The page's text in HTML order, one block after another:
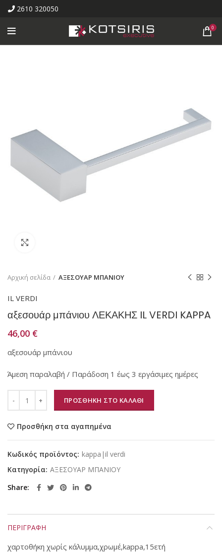
2610 320050
0
Αρχική σελίδα ΑΞΕΣΟΥΑΡ ΜΠΑΝΙΟΥ
IL VERDI
αξεσουάρ μπάνιου ΛΕΚΑΚΗΣ IL VERDI KAPPA
46,00 €
αξεσουάρ μπάνιου
Άμεση παραλαβή / Παράδοση 1 έως 3 εργάσιμες ημέρες
ΠΡΟΣΘΗΚΗ ΣΤΟ ΚΑΛΑΘΙ
Προσθήκη στα αγαπημένα
Κωδικός προϊόντος: kappa|il verdi
Κατηγορία: ΑΞΕΣΟΥΑΡ ΜΠΑΝΙΟΥ
Share
ΠΕΡΙΓΡΑΦΗ
χαρτοθήκη χωρίς κάλυμμα,χρωμέ,kappa,15ετή